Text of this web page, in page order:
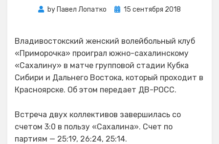
by Павел Лопатко
Posted
15 сентября 2018
Владивостокский женский волейбольный клуб
«Приморочка» проиграл южно-сахалинскому
«Сахалину» в матче групповой стадии Кубка
Сибири и Дальнего Востока, который проходит в
Красноярске. Об этом передает ДВ-РОСС.
Встреча двух коллективов завершилась со
счетом 3:0 в пользу «Сахалина». Счет по
партиям — 25:19, 26:24, 25:14.